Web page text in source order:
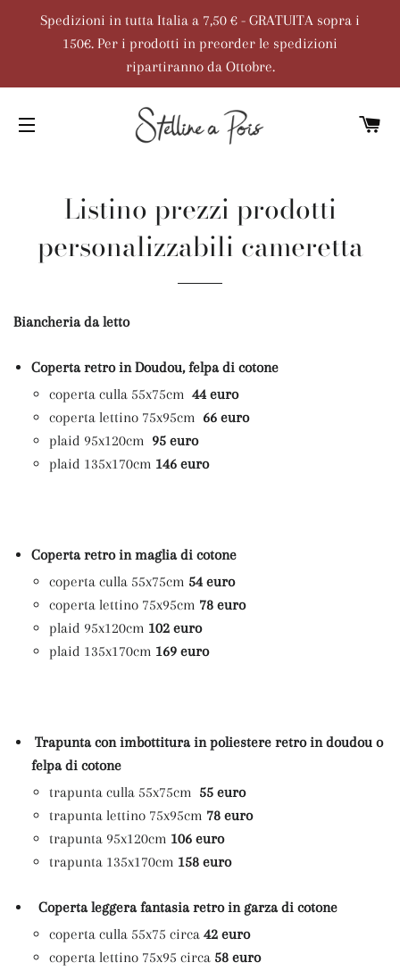
Spedizioni in tutta Italia a 7,50 € - GRATUITA sopra i
150€. Per i prodotti in preorder le spedizioni
ripartiranno da Ottobre.
NAVIGAZIONE DEL SITO
Listino prezzi prodotti
personalizzabili cameretta
Biancheria da letto
Coperta retro in Doudou, felpa di cotone
coperta culla 55x75cm 44 euro
coperta lettino 75x95cm 66 euro
plaid 95x120cm 95 euro
plaid 135x170cm 146 euro
Coperta retro in maglia di cotone
coperta culla 55x75cm 54 euro
coperta lettino 75x95cm 78 euro
plaid 95x120cm 102 euro
plaid 135x170cm 169 euro
Trapunta con imbottitura in poliestere retro in doudou o
felpa di cotone
trapunta culla 55x75cm 55 euro
trapunta lettino 75x95cm 78 euro
trapunta 95x120cm 106 euro
trapunta 135x170cm 158 euro
Coperta leggera fantasia retro in garza di cotone
coperta culla 55x75 circa 42 euro
coperta lettino 75x95 circa 58 euro